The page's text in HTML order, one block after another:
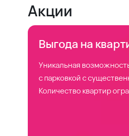
Акции
Выгода на
Уникальная
с парковкой с
Количество квартир